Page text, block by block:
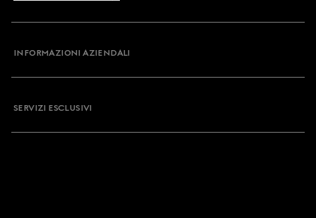
INFORMAZIONI AZIENDALI
SERVIZI ESCLUSIVI